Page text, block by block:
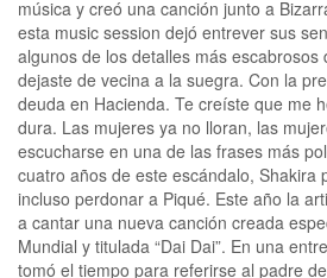
música y creó una canción junto a
esta music session dejó entrever sus
algunos de los detalles más escabrosos
dejaste de vecina a la suegra. Con la
deuda en Hacienda. Te creíste que me
dura. Las mujeres ya no lloran, las
escucharse en una de las frases más
cuatro años de este escándalo, Shakira
incluso perdonar a Piqué. Este año la
a cantar una nueva canción creada
Mundial y titulada “Dai Dai”. En una
tomó el tiempo para referirse al padre